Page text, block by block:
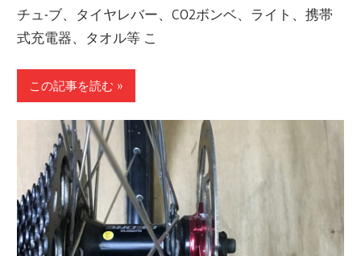
チュ-ブ、タイヤレバー、CO2ボンベ、ライト、携帯
式充電器、タオル等 こ
この記事を読む